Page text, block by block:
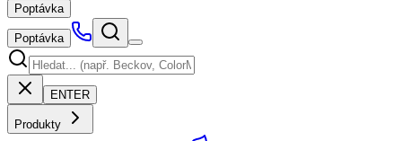
Poptávka
Poptávka
ENTER
Produkty